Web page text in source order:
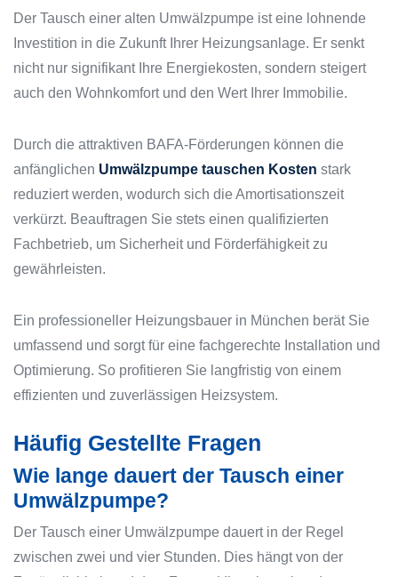
Der Tausch einer alten Umwälzpumpe ist eine lohnende
Investition in die Zukunft Ihrer Heizungsanlage. Er senkt
nicht nur signifikant Ihre Energiekosten, sondern steigert
auch den Wohnkomfort und den Wert Ihrer Immobilie.
Durch die attraktiven BAFA-Förderungen können die
anfänglichen Umwälzpumpe tauschen Kosten stark
reduziert werden, wodurch sich die Amortisationszeit
verkürzt. Beauftragen Sie stets einen qualifizierten
Fachbetrieb, um Sicherheit und Förderfähigkeit zu
gewährleisten.
Ein professioneller Heizungsbauer in München berät Sie
umfassend und sorgt für eine fachgerechte Installation und
Optimierung. So profitieren Sie langfristig von einem
effizienten und zuverlässigen Heizsystem.
Häufig Gestellte Fragen
Wie lange dauert der Tausch einer
Umwälzpumpe?
Der Tausch einer Umwälzpumpe dauert in der Regel
zwischen zwei und vier Stunden. Dies hängt von der